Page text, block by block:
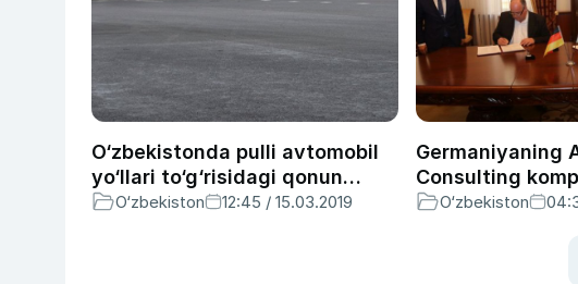
O‘zbekistonda pulli avtomobil
yo‘llari to‘g‘risidagi qonun
loyihasi muhokamaga qo‘yildi
O‘zbekiston 12:45 / 15.03.2019
Germaniyaning
Consulting
Toshkentda
O‘zbekiston